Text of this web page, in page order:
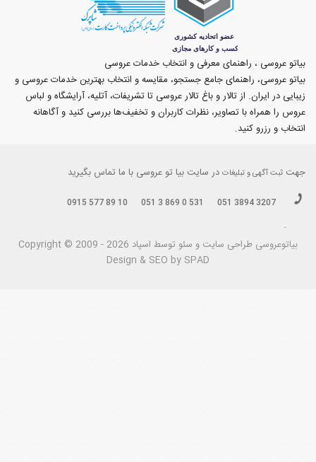
بیاتو عروسی ، راهنمای معرفی و انتخاب خدمات عروسی
بیاتو عروسی، راهنمای جامع جستجو، مقایسه و انتخاب بهترین خدمات عروسی و
زیبایی در ایران. از تالار و باغ تالار عروسی تا تشریفات، آتلیه، آرایشگاه و لباس
عروس را همراه با تصاویر، نظرات کاربران و تخفیف‌ها بررسی کنید و آگاهانه
انتخاب و رزرو کنید.
جهت ثبت آگهی و تبلیغات در سایت بیا تو عروسی با ما تماس بگیرید
051 3894 3207
051 3 869 0 531
0915 577 89 10
.
بیاتوعروسی Copyright © 2009 - 2026 طراحی سايت و سئو توسط اسپاد
Design & SEO by SPAD